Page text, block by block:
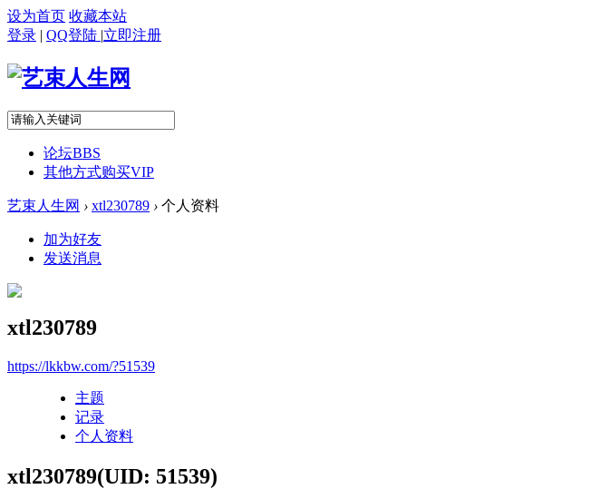
设为首页 收藏本站
登录 | QQ登陆 |立即注册
论坛BBS
其他方式购买VIP
艺束人生网 › xtl230789 › 个人资料
加为好友
发送消息
xtl230789
https://lkkbw.com/?51539
主题
记录
个人资料
xtl230789(UID: 51539)